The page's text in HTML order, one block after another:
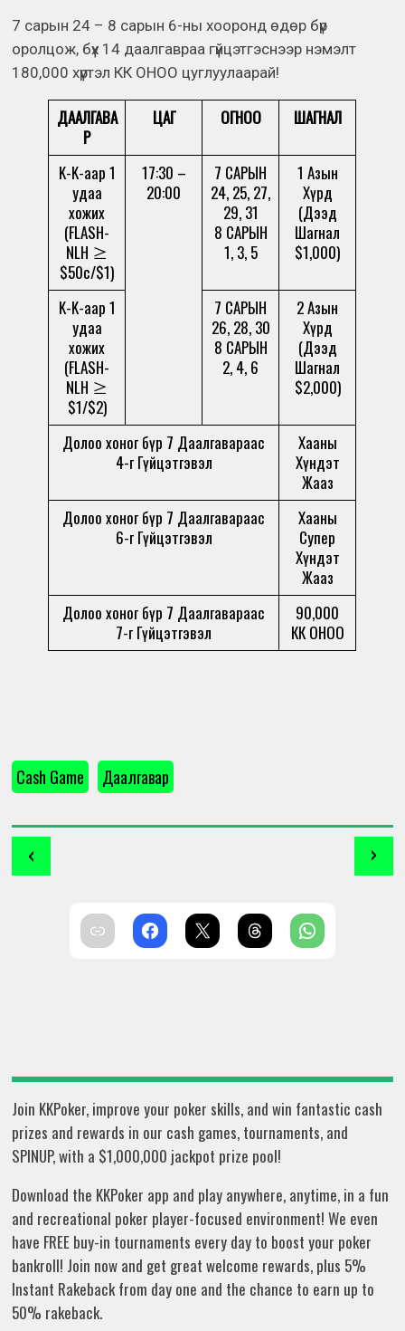
7 сарын 24 – 8 сарын 6-ны хооронд өдөр бүр
оролцож, бүх 14 даалгавраа гүйцэтгэснээр нэмэлт
180,000 хүртэл КК ОНОО цуглуулаарай!
ДААЛГАВА
Р
ЦАГ ОГНОО ШАГНАЛ
K-K-аар 1
удаа
хожих
(FLASH-
NLH ≥
$50c/$1)
17:30 –
20:00
7 САРЫН
24, 25, 27,
29, 31
8 САРЫН
1, 3, 5
1 Азын
Хүрд
(Дээд
Шагнал
$1,000)
K-K-аар 1
удаа
хожих
(FLASH-
NLH ≥
$1/$2)
7 САРЫН
26, 28, 30
8 САРЫН
2, 4, 6
2 Азын
Хүрд
(Дээд
Шагнал
$2,000)
Долоо хоног бүр 7 Даалгавараас
4-г Гүйцэтгэвэл
Хааны
Хүндэт
Жааз
Долоо хоног бүр 7 Даалгавараас
6-г Гүйцэтгэвэл
Хааны
Супер
Хүндэт
Жааз
Долоо хоног бүр 7 Даалгавараас
7-г Гүйцэтгэвэл
90,000
КК ОНОО
Cash Game Даалгавар
‹ ›
Join KKPoker, improve your poker skills, and win fantastic cash
prizes and rewards in our cash games, tournaments, and
SPINUP, with a $1,000,000 jackpot prize pool!
Download the KKPoker app and play anywhere, anytime, in a fun
and recreational poker player-focused environment! We even
have FREE buy-in tournaments every day to boost your poker
bankroll! Join now and get great welcome rewards, plus 5%
Instant Rakeback from day one and the chance to earn up to
50% rakeback.